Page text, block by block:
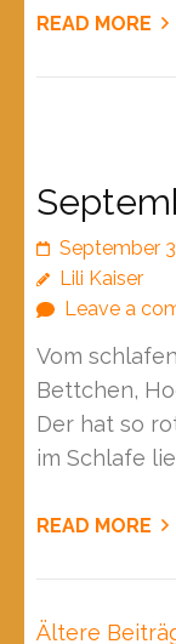
READ MORE
September
Lili Kaiser
Leave a
Vom
Bettchen,
Der hat so
im Schlafe
READ MORE
Ältere